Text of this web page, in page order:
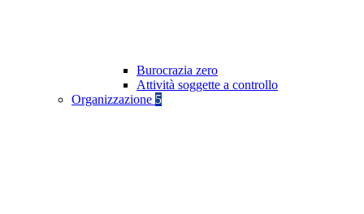
Burocrazia zero
Attività soggette a controllo
Organizzazione 5